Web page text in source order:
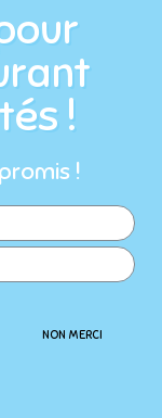
né
faire
ou la
trouvé la
besoin
et du
!
!
NON MERCI